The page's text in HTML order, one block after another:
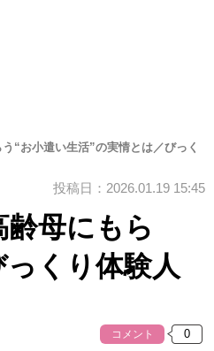
“お小遣い生活”の実情とは／びっく
投稿日：2026.01.19 15:45
母にもら
くり体験人
コメント